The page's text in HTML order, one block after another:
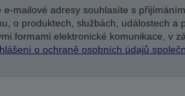
e-mailové adresy souhlasíte s
o produktech, službách, událostech
formami elektronické komunikace, v
o ochraně osobních údajů